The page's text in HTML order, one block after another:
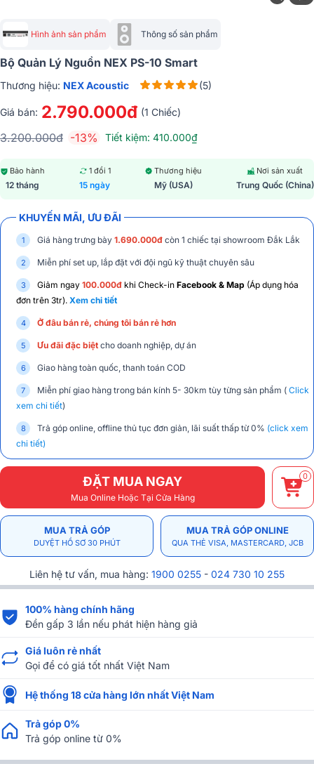
Hình ảnh sản phẩm Thông số sản phẩm
Bộ Quản Lý Nguồn NEX PS-10 Smart
Thương hiệu: NEX Acoustic (5)
Giá bán: 2.790.000đ (1 Chiếc)
3.200.000đ -13% Tiết kiệm: 410.000₫
Bảo hành
12 tháng
1 đổi 1
15 ngày
Thương hiệu
Mỹ (USA)
Nơi sản xuất
Trung Quốc (China)
KHUYẾN MÃI, ƯU ĐÃI
Giá hàng trưng bày 1.690.000đ còn 1 chiếc tại showroom Đắk Lắk
Miễn phí set up, lắp đặt với đội ngũ kỹ thuật chuyên sâu
Giảm ngay 100.000đ khi Check-in Facebook & Map (Áp dụng hóa
đơn trên 3tr). Xem chi tiết
Ở đâu bán rẻ, chúng tôi bán rẻ hơn
Ưu đãi đặc biệt cho doanh nghiệp, dự án
Giao hàng toàn quốc, thanh toán COD
Miễn phí giao hàng trong bán kính 5- 30km tùy từng sản phẩm ( Click
xem chi tiết)
Trả góp online, offline thủ tục đơn giản, lãi suất thấp từ 0% (click xem
chi tiết)
ĐẶT MUA NGAY
Mua Online Hoặc Tại Cửa Hàng
0
MUA TRẢ GÓP
DUYỆT HỒ SƠ 30 PHÚT
MUA TRẢ GÓP ONLINE
QUA THẺ VISA, MASTERCARD, JCB
Liên hệ tư vấn, mua hàng: 1900 0255 - 024 730 10 255
100% hàng chính hãng
Đền gấp 3 lần nếu phát hiện hàng giả
Giá luôn rẻ nhất
Gọi để có giá tốt nhất Việt Nam
Hệ thống 18 cửa hàng lớn nhất Việt Nam
Trả góp 0%
Trả góp online từ 0%